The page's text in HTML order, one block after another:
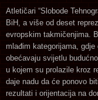
Atletičari “Slobode
BiH, a više od deset
evropskim takmičenjima.
mlađim kategorijama,
obećavaju svijetlu
u kojem su prolazile kroz
daje nadu da će ponovo
rezultati i orijentacija na